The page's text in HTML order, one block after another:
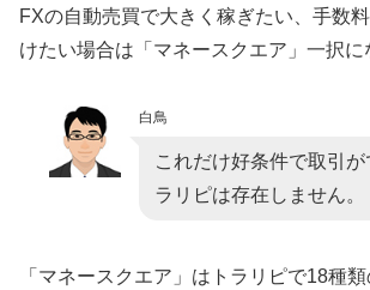
FXの自動売買で大きく稼ぎたい、手数
けたい場合は「マネースクエア」一択に
白鳥
これだけ好条件で取引が
ラリピは存在しません。
「マネースクエア」はトラリピで18種